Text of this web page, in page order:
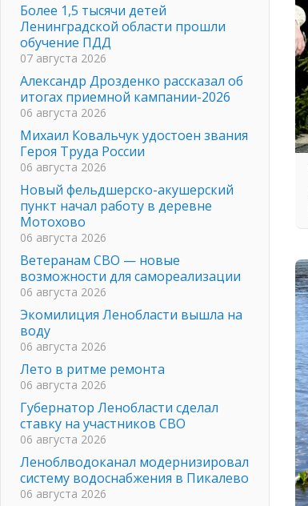
Более 1,5 тысячи детей
Ленинградской области прошли
обучение ПДД
07 августа 2026
Александр Дрозденко рассказал об
итогах приемной кампании-2026
06 августа 2026
Михаил Ковальчук удостоен звания
Героя Труда России
06 августа 2026
Новый фельдшерско-акушерский
пункт начал работу в деревне
Мотохово
06 августа 2026
Ветеранам СВО — новые
возможности для самореализации
06 августа 2026
Экомилиция Ленобласти вышла на
воду
06 августа 2026
Лето в ритме ремонта
06 августа 2026
Губернатор Ленобласти сделал
ставку на участников СВО
06 августа 2026
Леноблводоканал модернизировал
систему водоснабжения в Пикалево
06 августа 2026